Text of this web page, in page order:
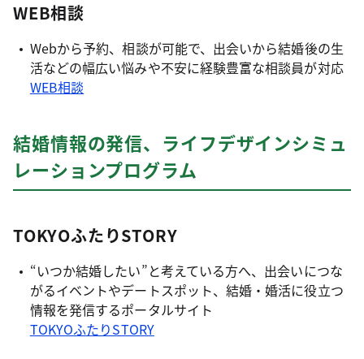
WEB相談
Webから予約、相談が可能で、出会いから結婚後の生
活などの幅広い悩みや不安に経験豊富な相談員が対応
WEB相談
結婚情報の発信、ライフデザインシミュ
レーションプログラム
TOKYOふたりSTORY
“いつか結婚したい”と考えている方へ、出会いにつな
がるイベントやデートスポット、結婚・婚活に役立つ
情報を発信するポータルサイト
TOKYOふたりSTORY